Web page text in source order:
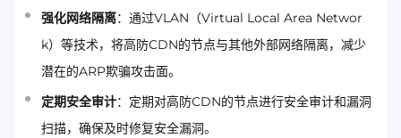
强化网络隔离：通过VLAN（Virtual Local Area Networ
k）等技术，将高防CDN的节点与其他外部网络隔离，减少
潜在的ARP欺骗攻击面。
定期安全审计：定期对高防CDN的节点进行安全审计和漏洞
扫描，确保及时修复安全漏洞。